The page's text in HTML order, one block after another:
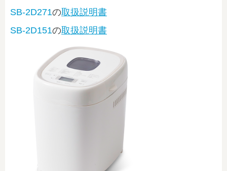
SB-2D271の取扱説明書
SB-2D151の取扱説明書